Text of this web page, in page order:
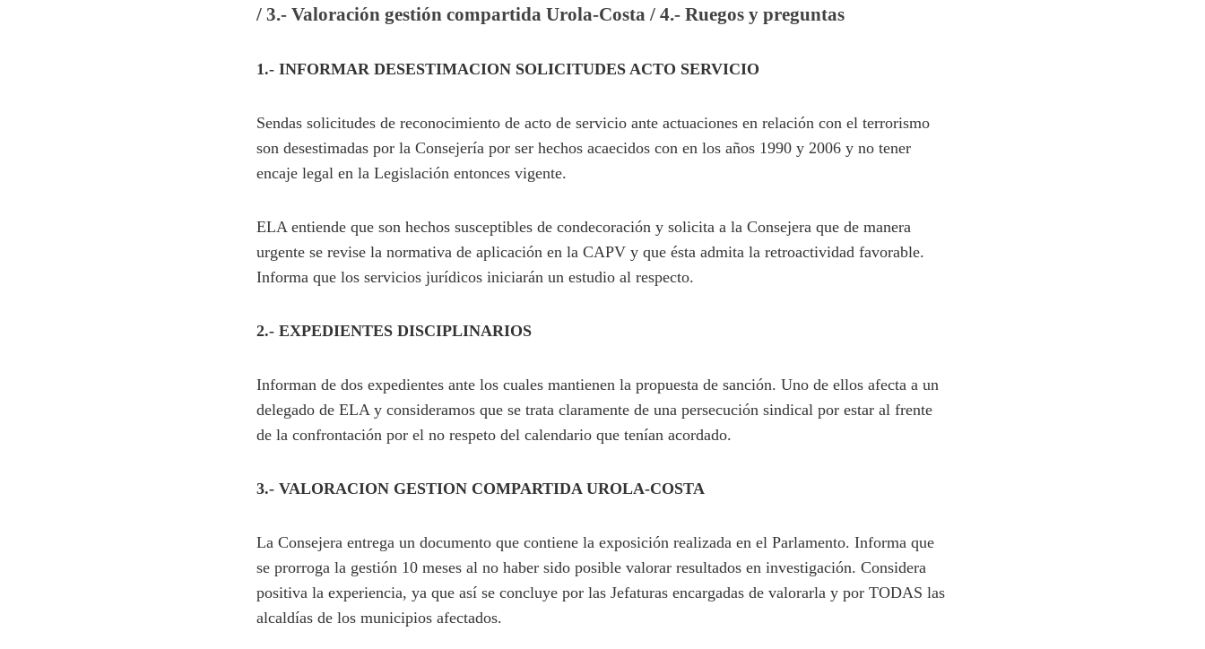
/ 3.- Valoración gestión compartida Urola-Costa / 4.- Ruegos y preguntas
1.- INFORMAR DESESTIMACION SOLICITUDES ACTO SERVICIO
Sendas solicitudes de reconocimiento de acto de servicio ante actuaciones en relación con el terrorismo
son desestimadas por la Consejería por ser hechos acaecidos con en los años 1990 y 2006 y no tener
encaje legal en la Legislación entonces vigente.
ELA entiende que son hechos susceptibles de condecoración y solicita a la Consejera que de manera
urgente se revise la normativa de aplicación en la CAPV y que ésta admita la retroactividad favorable.
Informa que los servicios jurídicos iniciarán un estudio al respecto.
2.- EXPEDIENTES DISCIPLINARIOS
Informan de dos expedientes ante los cuales mantienen la propuesta de sanción. Uno de ellos afecta a un
delegado de ELA y consideramos que se trata claramente de una persecución sindical por estar al frente
de la confrontación por el no respeto del calendario que tenían acordado.
3.- VALORACION GESTION COMPARTIDA UROLA-COSTA
La Consejera entrega un documento que contiene la exposición realizada en el Parlamento. Informa que
se prorroga la gestión 10 meses al no haber sido posible valorar resultados en investigación. Considera
positiva la experiencia, ya que así se concluye por las Jefaturas encargadas de valorarla y por TODAS las
alcaldías de los municipios afectados.